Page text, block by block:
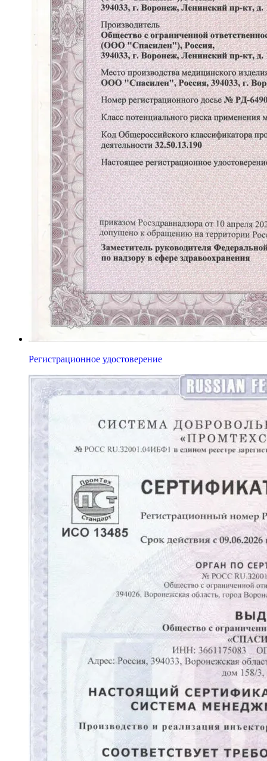
Регистрационное удостоверение